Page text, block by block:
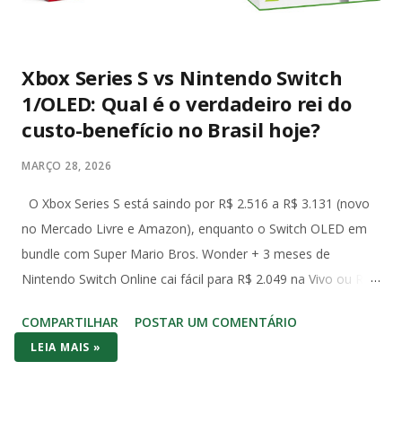
Xbox Series S vs Nintendo Switch
1/OLED: Qual é o verdadeiro rei do
custo-benefício no Brasil hoje?
MARÇO 28, 2026
O Xbox Series S está saindo por R$ 2.516 a R$ 3.131 (novo
no Mercado Livre e Amazon), enquanto o Switch OLED em
bundle com Super Mario Bros. Wonder + 3 meses de
Nintendo Switch Online cai fácil para R$ 2.049 na Vivo ou R$
original de 2017) aparece em promoções ainda mais baixas,
na casa dos R$ 2.000 com jogo incluso. No bolso brasileiro,
COMPARTILHAR POSTAR UM COMENTÁRIO
LEIA MAIS »